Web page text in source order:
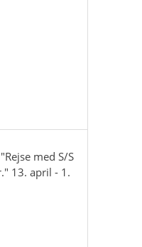
med S/S
13. april - 1.